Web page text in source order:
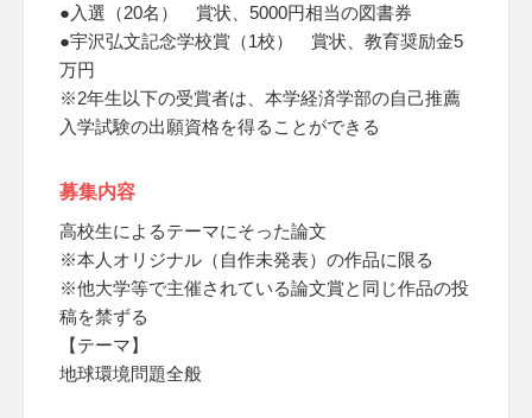
●入選（20名） 賞状、5000円相当の図書券
●宇沢弘文記念学校賞（1校） 賞状、教育奨励金5
万円
※2年生以下の受賞者は、本学経済学部の自己推薦
入学試験の出願資格を得ることができる
募集内容
高校生によるテーマにそった論文
※本人オリジナル（自作未発表）の作品に限る
※他大学等で主催されている論文賞と同じ作品の投
稿を禁ずる
【テーマ】
地球環境問題全般